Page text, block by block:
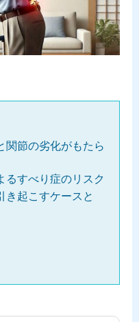
関節の劣化がもたら
るすべり症のリスク
き起こすケースと